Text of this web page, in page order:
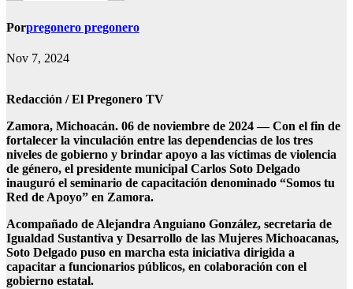
Porpregonero pregonero
Nov 7, 2024
Redacción / El Pregonero TV
Zamora, Michoacán. 06 de noviembre de 2024 — Con el fin de
fortalecer la vinculación entre las dependencias de los tres
niveles de gobierno y brindar apoyo a las víctimas de violencia
de género, el presidente municipal Carlos Soto Delgado
inauguró el seminario de capacitación denominado “Somos tu
Red de Apoyo” en Zamora.
Acompañado de Alejandra Anguiano González, secretaria de
Igualdad Sustantiva y Desarrollo de las Mujeres Michoacanas,
Soto Delgado puso en marcha esta iniciativa dirigida a
capacitar a funcionarios públicos, en colaboración con el
gobierno estatal.